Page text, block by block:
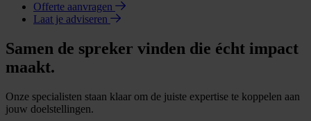
Offerte aanvragen
Laat je adviseren
Samen de spreker vinden die écht impact
maakt.
Onze specialisten staan klaar om de juiste expertise te koppelen aan
jouw doelstellingen.